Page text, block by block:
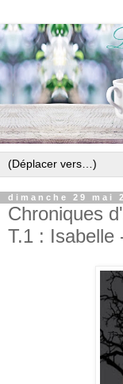
dimanche 29 mai
Chroniques
T.1 : Isabelle